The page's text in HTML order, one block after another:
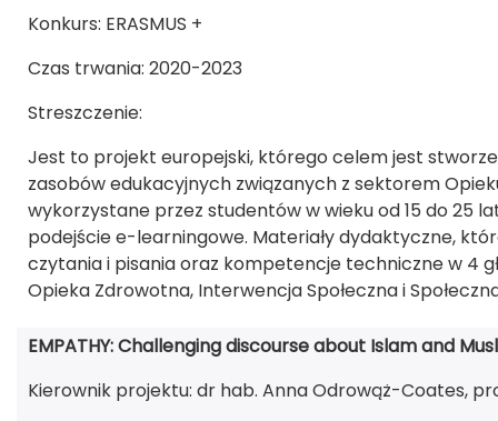
Konkurs: ERASMUS +
Czas trwania: 2020-2023
Streszczenie:
Jest to projekt europejski, którego celem jest
zasobów edukacyjnych związanych z sektorem
wykorzystane przez studentów w wieku od 15 do 25
podejście e-learningowe. Materiały dydaktyczne,
czytania i pisania oraz kompetencje techniczne w 4
Opieka Zdrowotna, Interwencja Społeczna i
EMPATHY: Challenging discourse about Islam and
Kierownik projektu: dr hab. Anna Odrowąż-Coates,